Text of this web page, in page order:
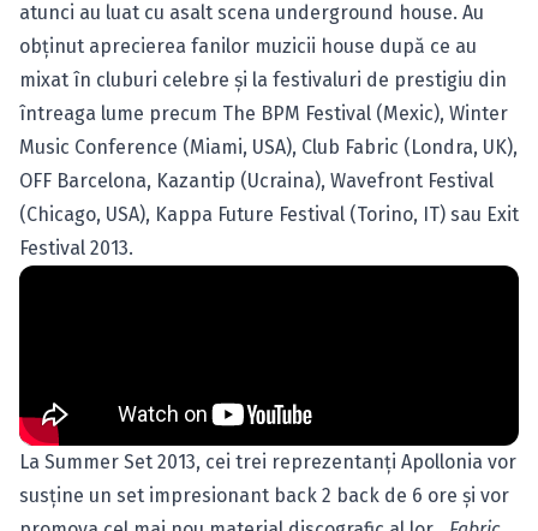
atunci au luat cu asalt scena underground house. Au
obţinut aprecierea fanilor muzicii house după ce au
mixat în cluburi celebre şi la festivaluri de prestigiu din
întreaga lume precum The BPM Festival (Mexic), Winter
Music Conference (Miami, USA), Club Fabric (Londra, UK),
OFF Barcelona, Kazantip (Ucraina), Wavefront Festival
(Chicago, USA), Kappa Future Festival (Torino, IT) sau Exit
Festival 2013.
La Summer Set 2013, cei trei reprezentanţi Apollonia vor
susţine un set impresionant back 2 back de 6 ore şi vor